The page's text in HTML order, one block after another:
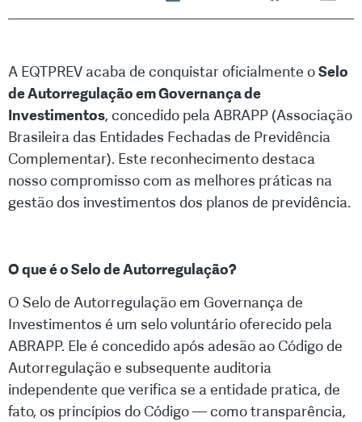
A EQTPREV acaba de conquistar oficialmente oSelo
de Autorregulação em Governança de
Investimentos, concedido pela ABRAPP (Associação
Brasileira das Entidades Fechadas de Previdência
Complementar). Este reconhecimento destaca
nosso compromisso com as melhores práticas na
gestão dos investimentos dos planos de previdência.
O que é o Selo de Autorregulação?
O Selo de Autorregulação em Governança de
Investimentos é um selo voluntário oferecido pela
ABRAPP. Ele é concedido após adesão ao Código de
Autorregulação e subsequente auditoria
independente que verifica se a entidade pratica, de
fato, os princípios do Código — como transparência,